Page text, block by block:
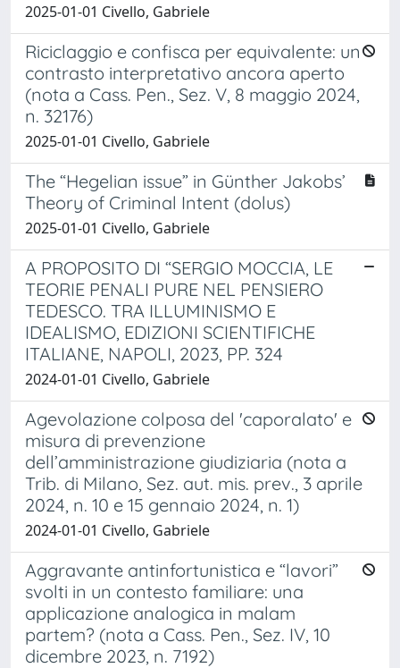
2025-01-01 Civello, Gabriele
Riciclaggio e confisca per equivalente: un
contrasto interpretativo ancora aperto
(nota a Cass. Pen., Sez. V, 8 maggio 2024,
n. 32176)
2025-01-01 Civello, Gabriele
The “Hegelian issue” in Günther Jakobs’
Theory of Criminal Intent (dolus)
2025-01-01 Civello, Gabriele
A PROPOSITO DI “SERGIO MOCCIA, LE
TEORIE PENALI PURE NEL PENSIERO
TEDESCO. TRA ILLUMINISMO E
IDEALISMO, EDIZIONI SCIENTIFICHE
ITALIANE, NAPOLI, 2023, PP. 324
2024-01-01 Civello, Gabriele
Agevolazione colposa del 'caporalato' e
misura di prevenzione
dell’amministrazione giudiziaria (nota a
Trib. di Milano, Sez. aut. mis. prev., 3 aprile
2024, n. 10 e 15 gennaio 2024, n. 1)
2024-01-01 Civello, Gabriele
Aggravante antinfortunistica e “lavori”
svolti in un contesto familiare: una
applicazione analogica in malam
partem? (nota a Cass. Pen., Sez. IV, 10
dicembre 2023, n. 7192)